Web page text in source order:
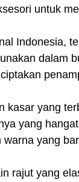
untuk
Indonesia,
dalam
kasar yang
yang
yang
rajut yang